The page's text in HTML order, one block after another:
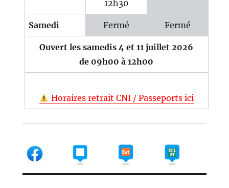
12h30
Samedi Fermé Fermé
Ouvert les samedis 4 et 11 juillet 2026
de 09h00 à 12h00
Horaires retrait CNI / Passeports ici